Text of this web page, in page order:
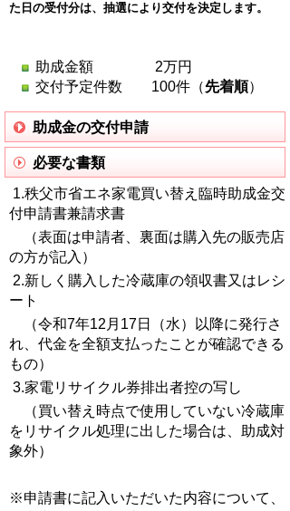
た日の受付分は、抽選により交付を決定します。
助成金額 2万円
交付予定件数 100件（先着順）
助成金の交付申請
必要な書類
1.秩父市省エネ家電買い替え臨時助成金交
付申請書兼請求書
（表面は申請者、裏面は購入先の販売店
の方が記入）
2.新しく購入した冷蔵庫の領収書又はレシ
ート
（令和7年12月17日（水）以降に発行さ
れ、代金を全額支払ったことが確認できる
もの）
3.家電リサイクル券排出者控の写し
（買い替え時点で使用していない冷蔵庫
をリサイクル処理に出した場合は、助成対
象外）
※申請書に記入いただいた内容について、